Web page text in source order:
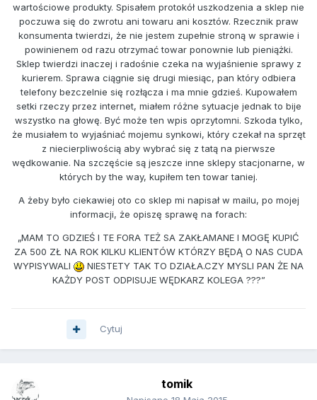
wartościowe produkty. Spisałem protokół uszkodzenia a sklep nie
poczuwa się do zwrotu ani towaru ani kosztów. Rzecznik praw
konsumenta twierdzi, że nie jestem zupełnie stroną w sprawie i
powinienem od razu otrzymać towar ponownie lub pieniążki.
Sklep twierdzi inaczej i radośnie czeka na wyjaśnienie sprawy z
kurierem. Sprawa ciągnie się drugi miesiąc, pan który odbiera
telefony bezczelnie się rozłącza i ma mnie gdzieś. Kupowałem
setki rzeczy przez internet, miałem różne sytuacje jednak to bije
wszystko na głowę. Być może ten wpis oprzytomni. Szkoda tylko,
że musiałem to wyjaśniać mojemu synkowi, który czekał na sprzęt
z niecierpliwością aby wybrać się z tatą na pierwsze
wędkowanie. Na szczęście są jeszcze inne sklepy stacjonarne, w
których by the way, kupiłem ten towar taniej.
A żeby było ciekawiej oto co sklep mi napisał w mailu, po mojej
informacji, że opiszę sprawę na forach:
„MAM TO GDZIEŚ I TE FORA TEŻ SA ZAKŁAMANE I MOGĘ KUPIĆ
ZA 500 ZŁ NA ROK KILKU KLIENTÓW KTÓRZY BĘDĄ O NAS CUDA
WYPISYWALI
NIESTETY TAK TO DZIAŁA.CZY MYSLI PAN ŻE NA
KAŻDY POST ODPISUJE WĘDKARZ KOLEGA ???”
Cytuj
tomik